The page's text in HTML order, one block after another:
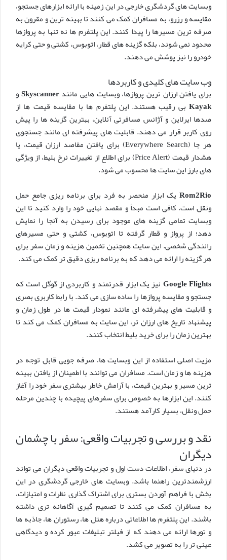
وبسایت های گردشگری خارجی در این زمینه با ارائه ابزارهای جستجو،
مقایسه و رزرو، به مسافران کمک می کنند تا بهینه ترین و مقرون به
صرفه ترین مسیرها را پیدا کنند. این پلتفرم ها نه تنها به پروازها
محدود نمی شوند، بلکه گزینه های قطار، اتوبوس، کشتی و حتی کرایه
خودرو را نیز پوشش می دهند.
وب سایت های کلیدی و کاربردها
برای یافتن ارزان ترین پروازها، وبسایت هایی مانندSkyscannerو
Kayak بی رقیب هستند. این پلتفرم ها با مقایسه قیمت ها از
صدها ایرلاین و آژانس مسافرتی آنلاین، بهترین گزینه ها را پیش
روی کاربر قرار می دهند. قابلیت های پیشرفته ای مانند جستجوی
هر جا (Everywhere Search) برای یافتن مقاصد ارزان قیمت، یا
هشدار قیمت (Price Alert) برای اطلاع از تغییرات نرخ بلیط، از ویژگی
های بارز این سایت ها محسوب می شود.
Rom2Rio یک ابزار منحصر به فرد برای برنامه ریزی جامع حمل
ونقل است. کافی است مبدأ و مقصد نهایی خود را وارد کنید تا این
وبسایت تمامی گزینه های موجود برای رسیدن به آنجا را نمایش
دهد؛ از پرواز و قطار گرفته تا اتوبوس، کشتی و حتی مسیرهای
رانندگی شخصی. این سایت همچنین تخمین هزینه و زمان سفر برای
هر گزینه را ارائه می دهد که به برنامه ریزی دقیق تر کمک می کند.
Google Flights نیز یک ابزار قدرتمند و کاربردی از گوگل است که
جستجو و مقایسه پروازها را ساده سازی می کند. با رابط کاربری بصری
و قابلیت های پیشرفته ای مانند نمودار قیمت ها در طول زمان و
پیشنهاد تاریخ های ارزان تر، این سایت به مسافران کمک می کند تا
بهترین زمان را برای خرید بلیط انتخاب کنند.
مزیت اصلی استفاده از این وبسایت ها، صرفه جویی قابل توجه در
هزینه ها و زمان است. مسافران می توانند با اطمینان از یافتن بهینه
ترین مسیر و بهترین قیمت، با آرامش خاطر بیشتری سفر خود را آغاز
کنند. این ابزارها به خصوص برای سفرهای پیچیده با چندین مرحله
حمل ونقل، بسیار کارآمد هستند.
نقد و بررسی و تجربیات واقعی: سفر با چشمان
دیگران
در دنیای سفر، اطلاعات دست اول و تجربیات واقعی دیگران می تواند
ارزشمندترین راهنما باشد. وبسایت های خارجی گردشگری در این
بخش با فراهم آوردن بستری برای اشتراک گذاری نظرات و امتیازات،
به مسافران کمک می کنند تا تصمیم گیری آگاهانه تری داشته
باشند. این پلتفرم ها اطلاعاتی درباره هتل ها، رستوران ها، جاذبه ها
و تورها ارائه می دهند که از فیلتر تبلیغات عبور کرده و دیدگاهی
عینی تر را به تصویر می کشد.